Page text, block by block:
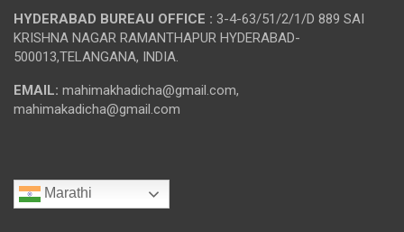
HYDERABAD BUREAU OFFICE : 3-4-63/51/2/1/D 889 SAI
KRISHNA NAGAR RAMANTHAPUR HYDERABAD-
500013,TELANGANA, INDIA.
EMAIL: mahimakhadicha@gmail.com,
mahimakadicha@gmail.com
Marathi